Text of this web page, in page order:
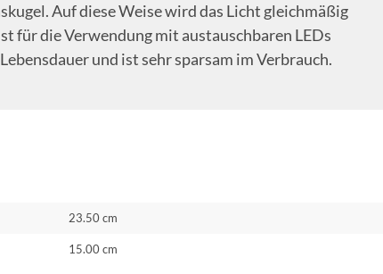
Auf diese Weise wird das Licht gleichmäßig
für die Verwendung mit austauschbaren LEDs
und ist sehr sparsam im Verbrauch.
23.50 cm
15.00 cm